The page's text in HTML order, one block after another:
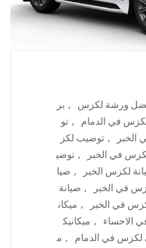
ورشة لكزس , بر
في الدمام , تو
, توضيب لكز
في الخبر , توضي
لكزس الخبر , صيا
في الخبر , صيانة
في الخبر , ميكان
الاحساء , ميكانيك
لكزس في الدمام , م